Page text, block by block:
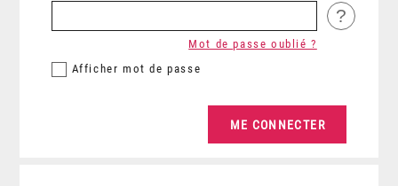
?
Afficher mot de passe
Mot de passe oublié ?